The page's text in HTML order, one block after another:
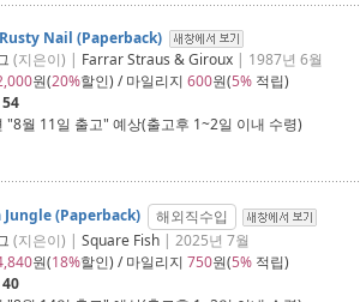
Nail (Paperback)
(지은이) | Farrar Straus & Giroux | 1987년 6월
원(20%할인) / 마일리지 600원(5% 적립)
54
"8월 11일 출고" 예상(출고후 1~2일 이내 수령)
Jungle (Paperback)
해외직수입
(지은이) | Square Fish | 2025년 7월
원(18%할인) / 마일리지 750원(5% 적립)
40